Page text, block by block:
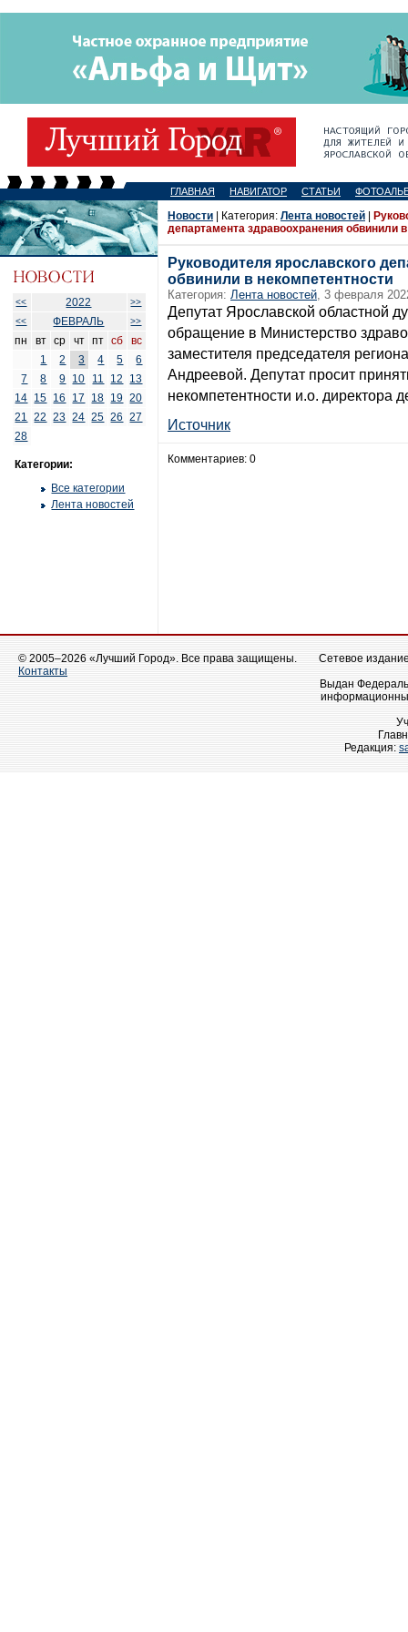
ГЛАВНАЯ НАВИГАТОР СТАТЬИ
<< 2022
>>
<<
ФЕВРАЛЬ >>
пн вт ср чт пт сб
вс
1
2 3 4 5
6
7
8 9 10 11 12
13
14 15 16 17 18 19 20
21
22 23 24 25 26
27
28
Категории:
Все категории
Лента новостей
Новости | Категория: Лента новостей
департамента здравоохранения обвинили
Руководителя ярославского
обвинили в некомпетентности
Категория: Лента новостей, 3 февраля
Депутат Ярославской областной
обращение в Министерство
заместителя председателя
Андреевой. Депутат просит
некомпетентности и.о. директора
Источник
Комментариев: 0
© 2005–2026 «Лучший Город». Все права защищены.
Контакты
Сетевое
Выдан
Редакция: